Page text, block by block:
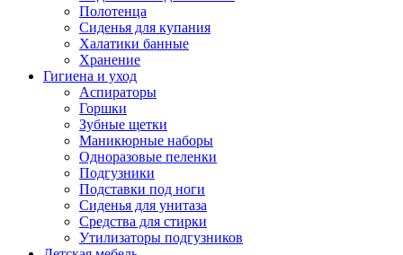
Полотенца
Сиденья для купания
Халатики банные
Хранение
Гигиена и уход
Аспираторы
Горшки
Зубные щетки
Маникюрные наборы
Одноразовые пеленки
Подгузники
Подставки под ноги
Сиденья для унитаза
Средства для стирки
Утилизаторы подгузников